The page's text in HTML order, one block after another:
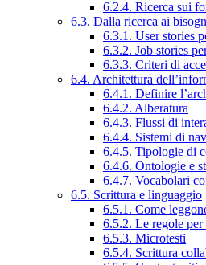
6.2.4. Ricerca sui
6.3. Dalla ricerca ai
6.3.1. User stories
6.3.2. Job stories
6.3.3. Criteri di
6.4. Architettura
6.4.1. Definire
6.4.2. Alberatura
6.4.3. Flussi di
6.4.4. Sistemi di
6.4.5. Tipologie di
6.4.6. Ontologie e
6.4.7. Vocabolari
6.5. Scrittura e linguaggio
6.5.1. Come
6.5.2. Le regole
6.5.3. Microtesti
6.5.4. Scrittura